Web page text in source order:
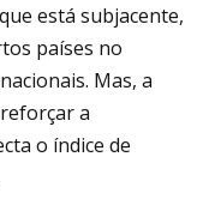
está subjacente,
países no
Mas, a
a
o índice de